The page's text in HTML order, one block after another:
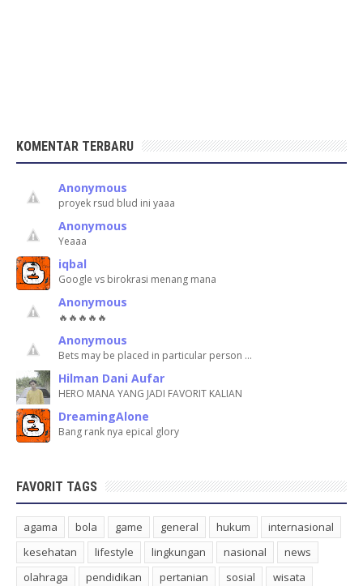
KOMENTAR TERBARU
Anonymous
proyek rsud blud ini yaaa
Anonymous
Yeaaa
iqbal
Google vs birokrasi menang mana
Anonymous
🔥🔥🔥🔥🔥
Anonymous
Bets may be placed in particular person …
Hilman Dani Aufar
HERO MANA YANG JADI FAVORIT KALIAN
DreamingAlone
Bang rank nya epical glory
FAVORIT TAGS
agama bola game general hukum
internasional
kesehatan
lifestyle lingkungan nasional
news
olahraga
pendidikan pertanian sosial wisata